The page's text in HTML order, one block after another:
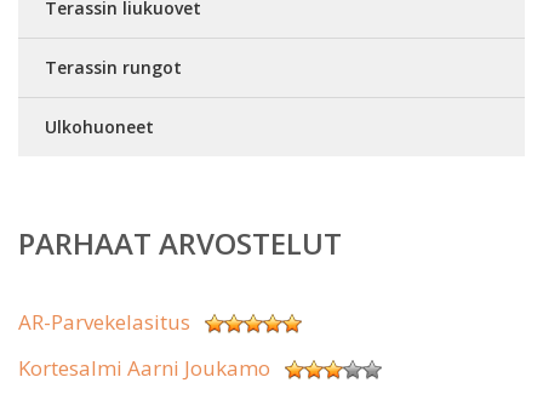
Terassin liukuovet
Terassin rungot
Ulkohuoneet
PARHAAT ARVOSTELUT
AR-Parvekelasitus
Kortesalmi Aarni Joukamo